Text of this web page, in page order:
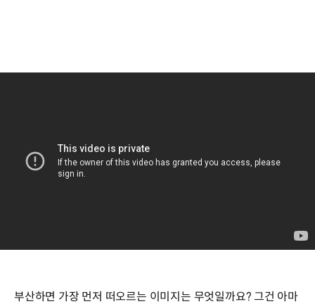
부산하면 가장 먼저 떠오르는 이미지는 무엇일까요? 그건 아마